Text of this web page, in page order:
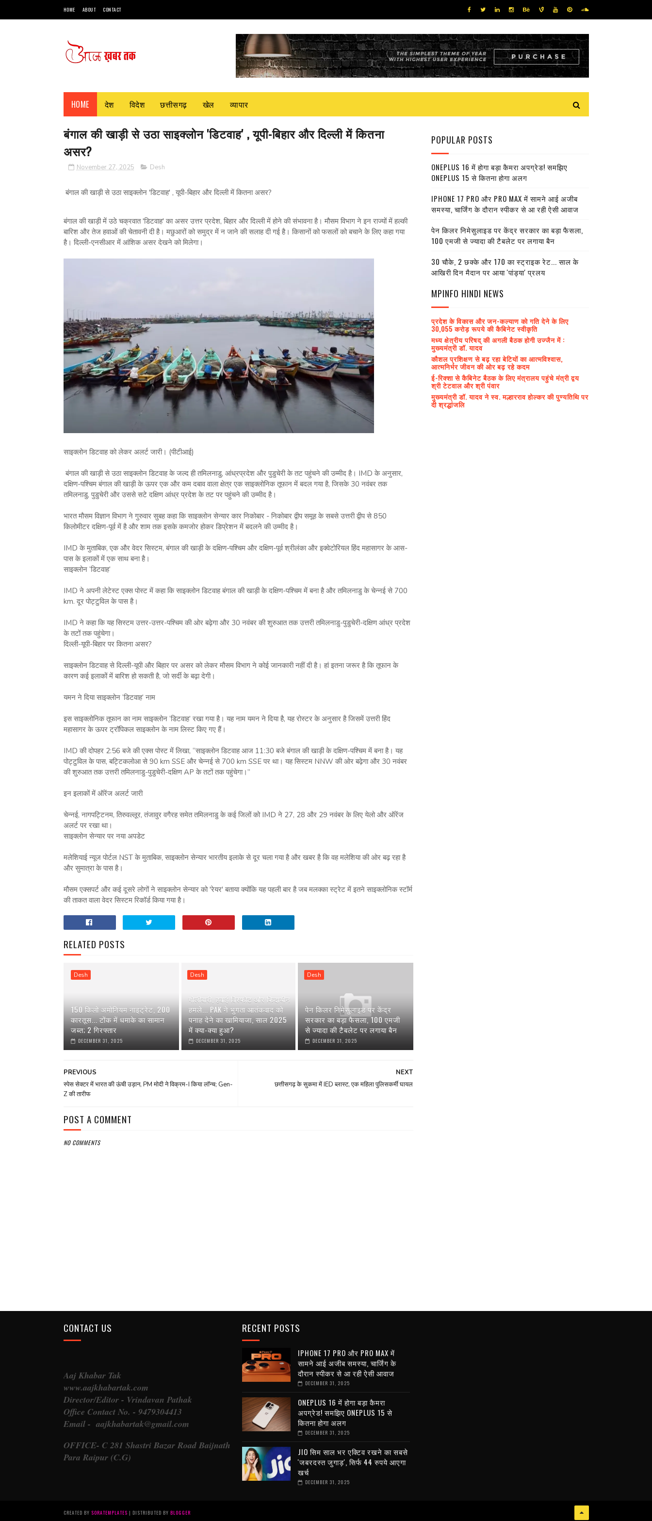
HOME ABOUT CONTACT
HOME देश विदेश छत्तीसगढ़ खेल व्यापार
बंगाल की खाड़ी से उठा साइक्लोन 'डिटवाह' , यूपी-बिहार और दिल्ली में कितना
असर?
November 27, 2025 Desh
बंगाल की खाड़ी से उठा साइक्लोन 'डिटवाह' , यूपी-बिहार और दिल्ली में कितना असर?
बंगाल की खाड़ी में उठे चक्रवात 'डिटवाह' का असर उत्तर प्रदेश, बिहार और दिल्ली में होने की संभावना है। मौसम विभाग ने इन राज्यों में हल्की
बारिश और तेज हवाओं की चेतावनी दी है। मछुआरों को समुद्र में न जाने की सलाह दी गई है। किसानों को फसलों को बचाने के लिए कहा गया
है। दिल्ली-एनसीआर में आंशिक असर देखने को मिलेगा।
साइक्लोन डिटवाह को लेकर अलर्ट जारी। (पीटीआई)
बंगाल की खाड़ी से उठा साइक्लोन डिटवाह के जल्द ही तमिलनाडु, आंध्रप्रदेश और पुडुचेरी के तट पहुंचने की उम्मीद है। IMD के अनुसार,
दक्षिण-पश्चिम बंगाल की खाड़ी के ऊपर एक और कम दबाव वाला क्षेत्र एक साइक्लोनिक तूफान में बदल गया है, जिसके 30 नवंबर तक
तमिलनाडु, पुडुचेरी और उससे सटे दक्षिण आंध्र प्रदेश के तट पर पहुंचने की उम्मीद है।
भारत मौसम विज्ञान विभाग ने गुरुवार सुबह कहा कि साइक्लोन सेन्यार कार निकोबार - निकोबार द्वीप समूह के सबसे उत्तरी द्वीप से 850
किलोमीटर दक्षिण-पूर्व में है और शाम तक इसके कमजोर होकर डिप्रेशन में बदलने की उम्मीद है।
IMD के मुताबिक, एक और वेदर सिस्टम, बंगाल की खाड़ी के दक्षिण-पश्चिम और दक्षिण-पूर्व श्रीलंका और इक्वेटोरियल हिंद महासागर के आस-
पास के इलाकों में एक साथ बना है।
साइक्लोन ‘डिटवाह’
IMD ने अपनी लेटेस्ट एक्स पोस्ट में कहा कि साइक्लोन डिटवाह बंगाल की खाड़ी के दक्षिण-पश्चिम में बना है और तमिलनाडु के चेन्नई से 700
km. दूर पोट्टुविल के पास है।
IMD ने कहा कि यह सिस्टम उत्तर-उत्तर-पश्चिम की ओर बढ़ेगा और 30 नवंबर की शुरुआत तक उत्तरी तमिलनाडु-पुडुचेरी-दक्षिण आंध्र प्रदेश
के तटों तक पहुंचेगा।
दिल्ली-यूपी-बिहार पर कितना असर?
साइक्लोन डिटवाह से दिल्ली-यूपी और बिहार पर असर को लेकर मौसम विभाग ने कोई जानकारी नहीं दी है। हां इतना जरूर है कि तूफान के
कारण कई इलाकों में बारिश हो सकती है, जो सर्दी के बढ़ा देगी।
यमन ने दिया साइक्लोन ‘डिटवाह’ नाम
इस साइक्लोनिक तूफान का नाम साइक्लोन ‘डिटवाह’ रखा गया है। यह नाम यमन ने दिया है, यह रोस्टर के अनुसार है जिसमें उत्तरी हिंद
महासागर के ऊपर ट्रॉपिकल साइक्लोन के नाम लिस्ट किए गए हैं।
IMD की दोपहर 2:56 बजे की एक्स पोस्ट में लिखा, “साइक्लोन डिटवाह आज 11:30 बजे बंगाल की खाड़ी के दक्षिण-पश्चिम में बना है। यह
पोट्टुविल के पास, बट्टिकलोआ से 90 km SSE और चेन्नई से 700 km SSE पर था। यह सिस्टम NNW की ओर बढ़ेगा और 30 नवंबर
की शुरुआत तक उत्तरी तमिलनाडु-पुडुचेरी-दक्षिण AP के तटों तक पहुंचेगा।”
इन इलाकों में ऑरेंज अलर्ट जारी
चेन्नई, नागपट्टिनम, तिरुवल्लूर, तंजावुर वगैरह समेत तमिलनाडु के कई जिलों को IMD ने 27, 28 और 29 नवंबर के लिए येलो और ऑरेंज
अलर्ट पर रखा था।
साइक्लोन सेन्यार पर नया अपडेट
मलेशियाई न्यूज पोर्टल NST के मुताबिक, साइक्लोन सेन्यार भारतीय इलाके से दूर चला गया है और खबर है कि वह मलेशिया की ओर बढ़ रहा है
और सुमात्रा के पास है।
मौसम एक्सपर्ट और कई दूसरे लोगों ने साइक्लोन सेन्यार को 'रेयर' बताया क्योंकि यह पहली बार है जब मलक्का स्ट्रेट में इतने साइक्लोनिक स्टॉर्म
की ताकत वाला वेदर सिस्टम रिकॉर्ड किया गया है।
RELATED POSTS
Desh
150 किलो अमोनियम नाइट्रेट, 200
कारतूस... टोंक में धमाके का सामान
जब्त; 2 गिरफ्तार
DECEMBER 31, 2025
Desh
गोलीबारी, हवाई विस्फोट और फिदायीन
हमले... PAK ने भुगता आतंकवाद को
पनाह देने का खामियाजा, साल 2025
में क्या-क्या हुआ?
DECEMBER 31, 2025
Desh
पेन किलर निमेसुलाइड पर केंद्र
सरकार का बड़ा फैसला, 100 एमजी
से ज्यादा की टैबलेट पर लगाया बैन
DECEMBER 31, 2025
NEXT
छत्तीसगढ़ के सुकमा में IED ब्लास्ट, एक महिला पुलिसकर्मी घायल
PREVIOUS
स्पेस सेक्टर में भारत की ऊंची उड़ान, PM मोदी ने विक्रम-I किया लॉन्च; Gen-
Z की तारीफ
POST A COMMENT
NO COMMENTS
POPULAR POSTS
ONEPLUS 16 में होगा बड़ा कैमरा अपग्रेड! समझिए
ONEPLUS 15 से कितना होगा अलग
IPHONE 17 PRO और PRO MAX में सामने आई अजीब
समस्या, चार्जिंग के दौरान स्पीकर से आ रही ऐसी आवाज
पेन किलर निमेसुलाइड पर केंद्र सरकार का बड़ा फैसला,
100 एमजी से ज्यादा की टैबलेट पर लगाया बैन
30 चौके, 2 छक्के और 170 का स्ट्राइक रेट... साल के
आखिरी दिन मैदान पर आया 'पांड्या' प्रलय
MPINFO HINDI NEWS
प्रदेश के विकास और जन-कल्याण को गति देने के लिए
30,055 करोड़ रूपये की कैबिनेट स्वीकृति
मध्य क्षेत्रीय परिषद् की अगली बैठक होगी उज्जैन में :
मुख्यमंत्री डॉ. यादव
कौशल प्रशिक्षण से बढ़ रहा बेटियों का आत्मविश्वास,
आत्मनिर्भर जीवन की ओर बढ़ रहे कदम
ई-रिक्शा से कैबिनेट बैठक के लिए मंत्रालय पहुंचे मंत्री द्वय
श्री टेटवाल और श्री पंवार
मुख्यमंत्री डॉ. यादव ने स्व. मल्हारराव होल्कर की पुण्यतिथि पर
दी श्रद्धांजलि
CONTACT US
Aaj Khabar Tak
www.aajkhabartak.com
Director/Editor - Vrindavan Pathak
Office Contact No. - 9479304413
Email - aajkhabartak@gmail.com
OFFICE- C 281 Shastri Bazar Road Baijnath
Para Raipur (C.G)
RECENT POSTS
IPHONE 17 PRO और PRO MAX में
सामने आई अजीब समस्या, चार्जिंग के
दौरान स्पीकर से आ रही ऐसी आवाज
DECEMBER 31, 2025
ONEPLUS 16 में होगा बड़ा कैमरा
अपग्रेड! समझिए ONEPLUS 15 से
कितना होगा अलग
DECEMBER 31, 2025
JIO सिम साल भर एक्टिव रखने का सबसे
'जबरदस्त जुगाड़', सिर्फ 44 रुपये आएगा
खर्च
DECEMBER 31, 2025
CREATED BY SORATEMPLATES | DISTRIBUTED BY BLOGGER